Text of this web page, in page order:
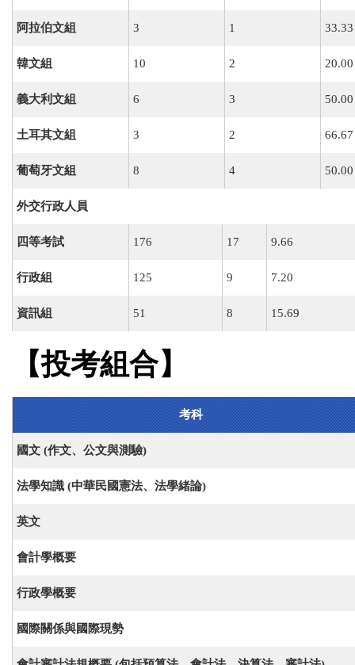
阿拉伯文組 3 1 33.33
韓文組 10 2 20.00
義大利文組 6 3 50.00
土耳其文組 3 2 66.67
葡萄牙文組 8 4 50.00
外交行政人員
四等考試 176 17 9.66
行政組 125 9 7.20
資訊組 51 8 15.69
【投考組合】
考科
國文 (作文、公文與測驗)
法學知識 (中華民國憲法、法學緒論)
英文
會計學概要
行政學概要
國際關係與國際現勢